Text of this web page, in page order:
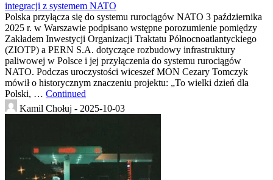
integracji z systemem NATO
Polska przyłącza się do systemu rurociągów NATO 3 października
2025 r. w Warszawie podpisano wstępne porozumienie pomiędzy
Zakładem Inwestycji Organizacji Traktatu Północnoatlantyckiego
(ZIOTP) a PERN S.A. dotyczące rozbudowy infrastruktury
paliwowej w Polsce i jej przyłączenia do systemu rurociągów
NATO. Podczas uroczystości wiceszef MON Cezary Tomczyk
mówił o historycznym znaczeniu projektu: „To wielki dzień dla
Polski, … Continued
Kamil Chołuj - 2025-10-03